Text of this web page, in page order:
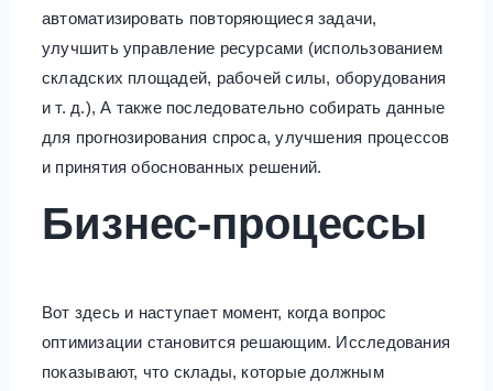
автоматизировать повторяющиеся задачи,
улучшить управление ресурсами (использованием
складских площадей, рабочей силы, оборудования
и т. д.), А также последовательно собирать данные
для прогнозирования спроса, улучшения процессов
и принятия обоснованных решений.
Бизнес-процессы
Вот здесь и наступает момент, когда вопрос
оптимизации становится решающим. Исследования
показывают, что склады, которые должным